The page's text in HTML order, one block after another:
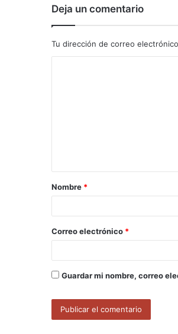
Deja un comentario
Tu dirección de correo
a
r
*
Nombre *
Correo electrónico *
Guardar mi nombre, correo